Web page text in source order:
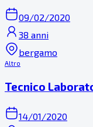
09/02/2020
38 anni
bergamo
Altro
Tecnico
14/01/2020